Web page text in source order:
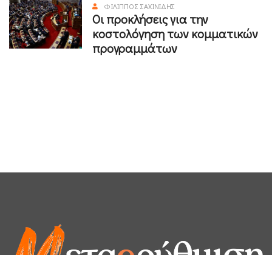
ΦΊΛΙΠΠΟΣ ΣΑΧΙΝΊΔΗΣ
Οι προκλήσεις για την
κοστολόγηση των κομματικών
προγραμμάτων